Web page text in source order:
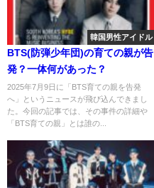
韓国男性アイドル
BTS(防弾少年団)の育ての親が告
発？一体何があった？
2025年7月9日に「BTS育ての親を告発
へ」というニュースが飛び込んできまし
た。今回の記事では、その事件の詳細や
「BTS育ての親」とは誰の...